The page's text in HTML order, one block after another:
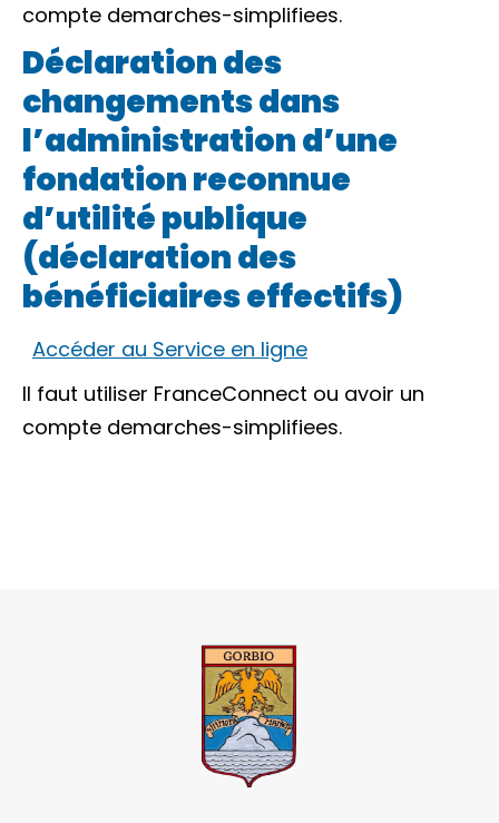
compte demarches-simplifiees.
Déclaration des
changements dans
l’administration d’une
fondation reconnue
d’utilité publique
(déclaration des
bénéficiaires effectifs)
Accéder au Service en ligne
Il faut utiliser FranceConnect ou avoir un
compte demarches-simplifiees.